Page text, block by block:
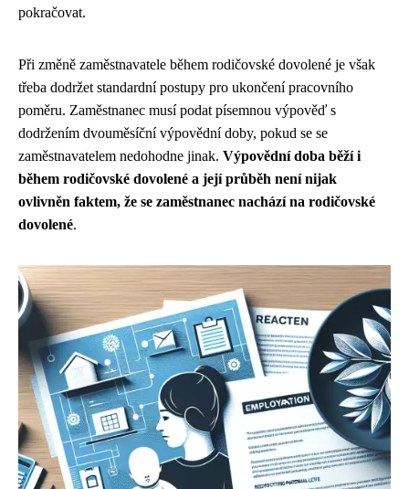
pokračovat.
Při změně zaměstnavatele během rodičovské dovolené je však
třeba dodržet standardní postupy pro ukončení pracovního
poměru. Zaměstnanec musí podat písemnou výpověď s
dodržením dvouměsíční výpovědní doby, pokud se se
zaměstnavatelem nedohodne jinak. Výpovědní doba běží i
během rodičovské dovolené a její průběh není nijak
ovlivněn faktem, že se zaměstnanec nachází na rodičovské
dovolené.